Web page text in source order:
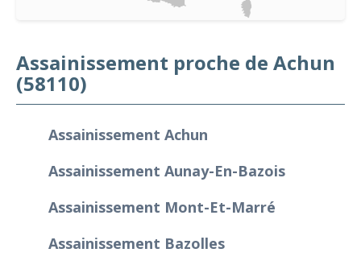
Assainissement proche de Achun
(58110)
Assainissement Achun
Assainissement Aunay-En-Bazois
Assainissement Mont-Et-Marré
Assainissement Bazolles